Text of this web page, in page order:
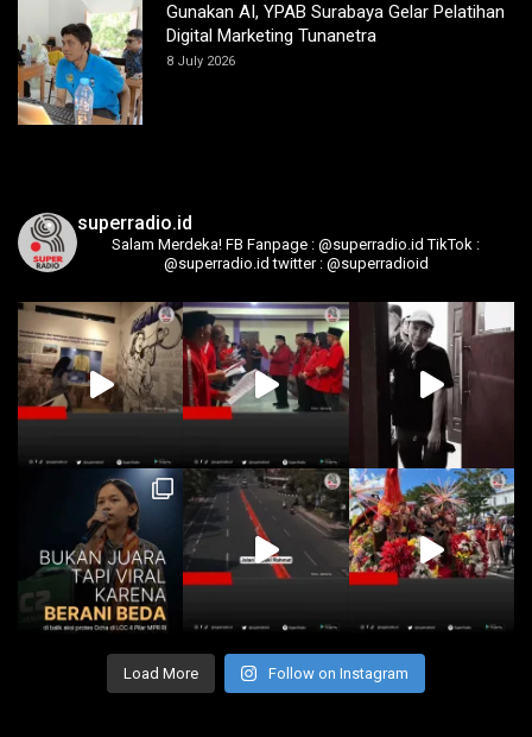
Gunakan AI, YPAB Surabaya Gelar Pelatihan
Digital Marketing Tunanetra
8 July 2026
superradio.id
Salam Merdeka! FB Fanpage : @superradio.id TikTok :
@superradio.id twitter : @superradioid
Load More Follow on Instagram